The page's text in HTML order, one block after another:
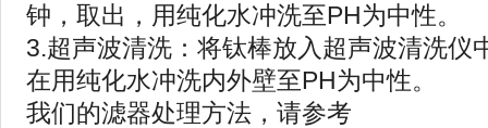
钟，取出，用纯化水冲洗至PH为中性。
3.超声波清洗：将钛棒放入超声波清洗仪
在用纯化水冲洗内外壁至PH为中性。
我们的滤器处理方法，请参考